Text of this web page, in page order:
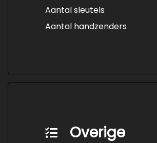
Aantal sleutels
Aantal handzenders
Overige